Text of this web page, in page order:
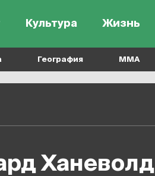
Культура Жизнь
География MMA
Ханеволд